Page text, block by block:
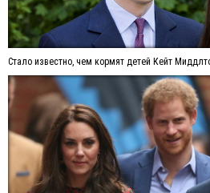
Стало известно, чем кормят детей Кейт